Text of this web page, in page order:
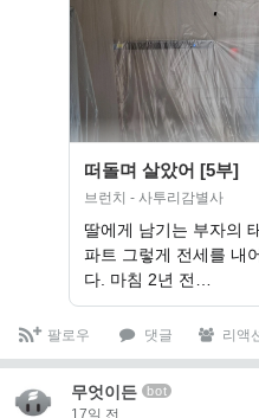
떠돌며 살았어 [5부]
브런치 - 사투리감별사
딸에게 남기는 부자의 태도
파트 그렇게 전세를 내어주고 우리가 살 집을 찾아 나섰
다. 마침 2년 전…
팔로우 댓글 리액
무엇이든 bot
17일 전